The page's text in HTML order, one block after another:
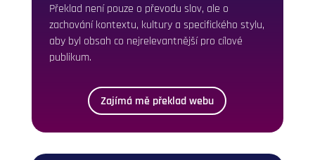
Překlad není pouze o převodu slov, ale o
zachování kontextu, kultury a specifického stylu,
aby byl obsah co nejrelevantnější pro cílové
publikum.
Zajímá mě překlad webu